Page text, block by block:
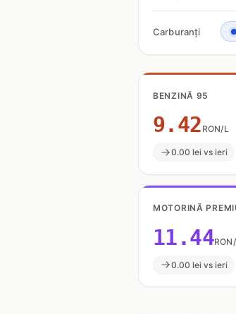
Carburanți
BENZINĂ 95
9.42 RON/L
0.00 lei vs ieri
MOTORINĂ
11.44RON/
0.00 lei vs ieri